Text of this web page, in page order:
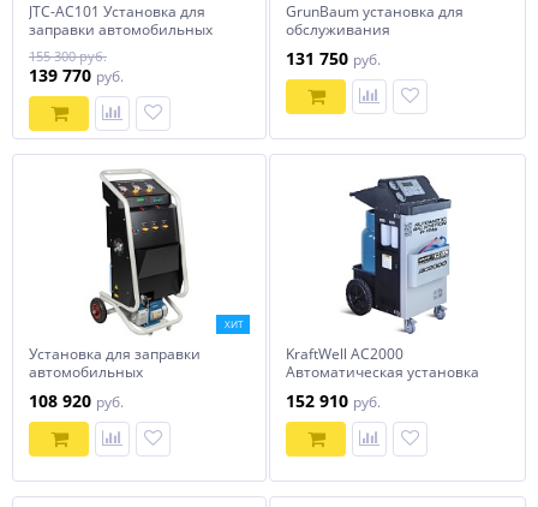
JTC-AC101 Установка для
заправки автомобильных
кондиционеров
155 300 руб.
139 770 руб.
GrunBaum установка для
обслуживания
131 750 руб.
ХИТ
Установка для заправки
автомобильных
WiederKraft
108 920 руб.
KraftWell AC2000
Автоматическая установка
кондиционеров
152 910 руб.